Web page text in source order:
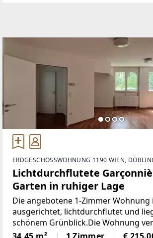
ERDGESCHOSSWOHNUNG 1190 WIEN,
Lichtdurchflutete
Garten in ruhiger Lage
Die angebotene 1-Zimmer Wohnung
ausgerichtet, lichtdurchflutet und
schönem Grünblick.Die Wohnung
dunkle Holzböden und ein modernes